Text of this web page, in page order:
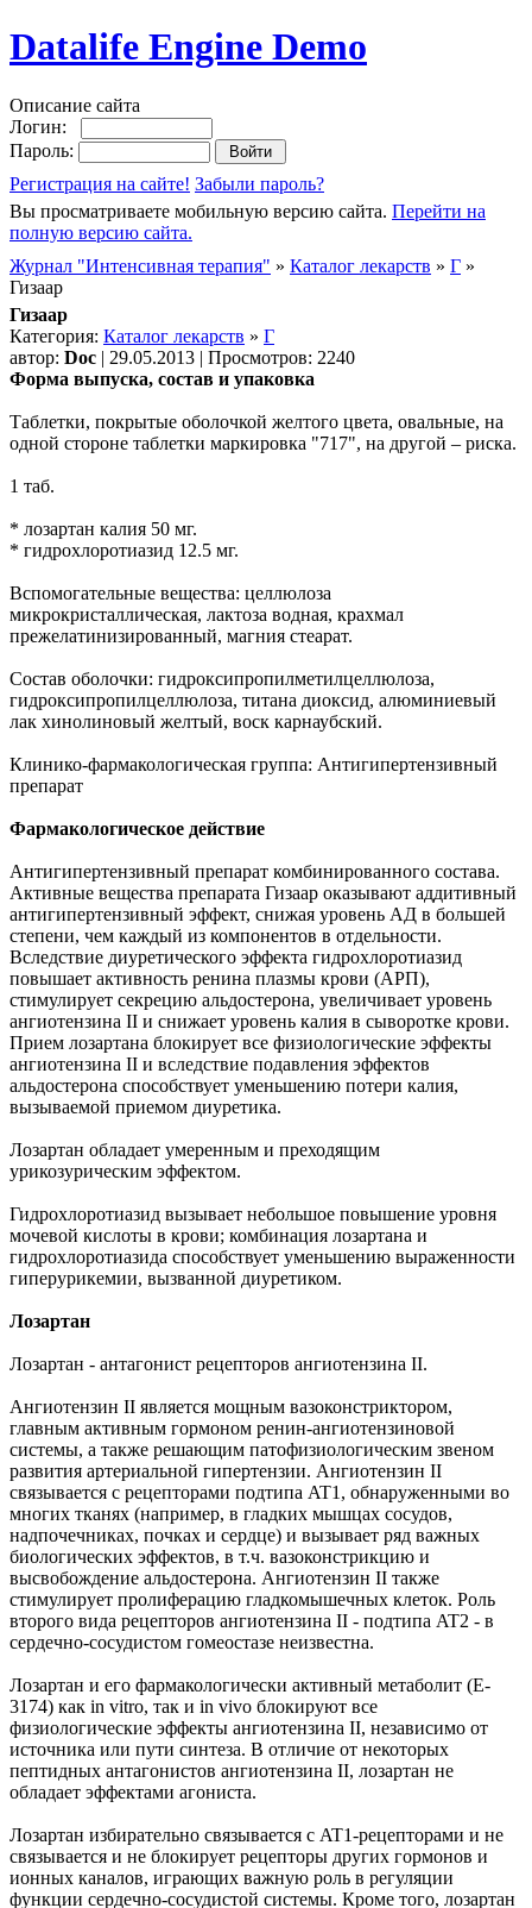
Datalife Engine Demo
Описание сайта
Логин:
Пароль:
Регистрация на сайте! Забыли пароль?
Вы просматриваете мобильную версию сайта. Перейти на
полную версию сайта.
Журнал "Интенсивная терапия" » Каталог лекарств » Г »
Гизаар
Гизаар
Категория: Каталог лекарств » Г
автор: Doc | 29.05.2013 | Просмотров: 2240
Форма выпуска, состав и упаковка
Таблетки, покрытые оболочкой желтого цвета, овальные, на
одной стороне таблетки маркировка "717", на другой – риска.
1 таб.
* лозартан калия 50 мг.
* гидрохлоротиазид 12.5 мг.
Вспомогательные вещества: целлюлоза
микрокристаллическая, лактоза водная, крахмал
прежелатинизированный, магния стеарат.
Состав оболочки: гидроксипропилметилцеллюлоза,
гидроксипропилцеллюлоза, титана диоксид, алюминиевый
лак хинолиновый желтый, воск карнаубский.
Клинико-фармакологическая группа: Антигипертензивный
препарат
Фармакологическое действие
Антигипертензивный препарат комбинированного состава.
Активные вещества препарата Гизаар оказывают аддитивный
антигипертензивный эффект, снижая уровень АД в большей
степени, чем каждый из компонентов в отдельности.
Вследствие диуретического эффекта гидрохлоротиазид
повышает активность ренина плазмы крови (АРП),
стимулирует секрецию альдостерона, увеличивает уровень
ангиотензина II и снижает уровень калия в сыворотке крови.
Прием лозартана блокирует все физиологические эффекты
ангиотензина II и вследствие подавления эффектов
альдостерона способствует уменьшению потери калия,
вызываемой приемом диуретика.
Лозартан обладает умеренным и преходящим
урикозурическим эффектом.
Гидрохлоротиазид вызывает небольшое повышение уровня
мочевой кислоты в крови; комбинация лозартана и
гидрохлоротиазида способствует уменьшению выраженности
гиперурикемии, вызванной диуретиком.
Лозартан
Лозартан - антагонист рецепторов ангиотензина II.
Ангиотензин II является мощным вазоконстриктором,
главным активным гормоном ренин-ангиотензиновой
системы, а также решающим патофизиологическим звеном
развития артериальной гипертензии. Ангиотензин II
связывается с рецепторами подтипа AT1, обнаруженными во
многих тканях (например, в гладких мышцах сосудов,
надпочечниках, почках и сердце) и вызывает ряд важных
биологических эффектов, в т.ч. вазоконстрикцию и
высвобождение альдостерона. Ангиотензин II также
стимулирует пролиферацию гладкомышечных клеток. Роль
второго вида рецепторов ангиотензина II - подтипа AT2 - в
сердечно-сосудистом гомеостазе неизвестна.
Лозартан и его фармакологически активный метаболит (E-
3174) как in vitro, так и in vivo блокируют все
физиологические эффекты ангиотензина II, независимо от
источника или пути синтеза. В отличие от некоторых
пептидных антагонистов ангиотензина II, лозартан не
обладает эффектами агониста.
Лозартан избирательно связывается с AT1-рецепторами и не
связывается и не блокирует рецепторы других гормонов и
ионных каналов, играющих важную роль в регуляции
функции сердечно-сосудистой системы. Кроме того, лозартан